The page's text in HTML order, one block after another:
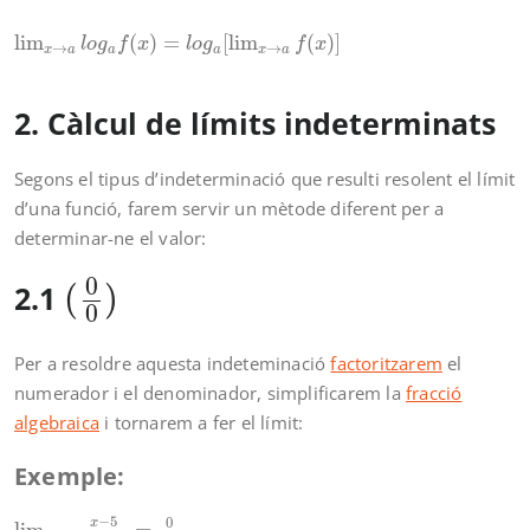
limx→a loga f(x) = loga [limx→a f(x)]
lim alo af(x oga lim af(x)]
2. Càlcul de límits indeterminats
Segons el tipus d’indeterminació que resulti resolent el límit
d’una funció, farem servir un mètode diferent per a
determinar-ne el valor:
2.1 ( 0
0 )
(00
Per a resoldre aquesta indeteminaciófactoritzarem el
numerador i el denominador, simplificarem lafracció
algebraica i tornarem a fer el límit:
Exemple:
x−5
0
lim x−5 25